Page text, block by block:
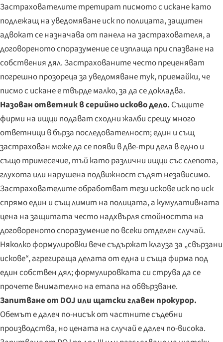
Застрахователите третират писмото с искане като
подлежащ на уведомяване иск по полицата, защитен
адвокат се назначава от панела на застрахователя, а
договореното споразумение се изплаща при спазване на
собствения дял. Застрахованите често преценяват
погрешно прозореца за уведомяване тук, приемайки, че
писмо с искане е твърде малко, за да се докладва.
Назован ответник в серийно исково дело. Същите
фирми на ищци подават сходни жалби срещу много
ответници в бърза последователност; един и същ
застрахован може да се появи в две-три дела в едно и
също тримесечие, тъй като различни ищци със слепота,
глухота или нарушена подвижност съдят независимо.
Застрахователите обработват тези искове иск по иск
спрямо един и същ лимит на полицата, а кумулативната
цена на защитата често надхвърля стойността на
договореното споразумение по всеки отделен случай.
Няколко формулировки вече съдържат клауза за „свързани
искове“, агрегираща делата от една и съща фирма под
един собствен дял; формулировката си струва да се
прочете внимателно на етапа на обвързване.
Запитване от DOJ или щатски главен прокурор.
Обемът е далеч по-нисък от частните съдебни
производства, но цената на случай е далеч по-висока.